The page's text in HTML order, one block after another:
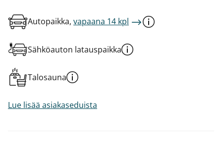
Autopaikka, vapaana 14 kpl
Sähköauton latauspaikka
Talosauna
Lue lisää asiakaseduista